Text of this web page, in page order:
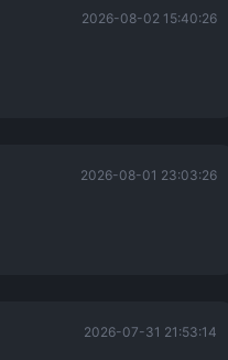
2026-08-02 15:40:26
2026-08-01 23:03:26
2026-07-31 21:53:14